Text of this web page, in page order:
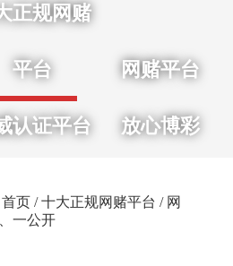
正规网赌
平台 网赌平台
认证平台 放心博彩
首页 /十大正规网赌平台 / 网
一公开